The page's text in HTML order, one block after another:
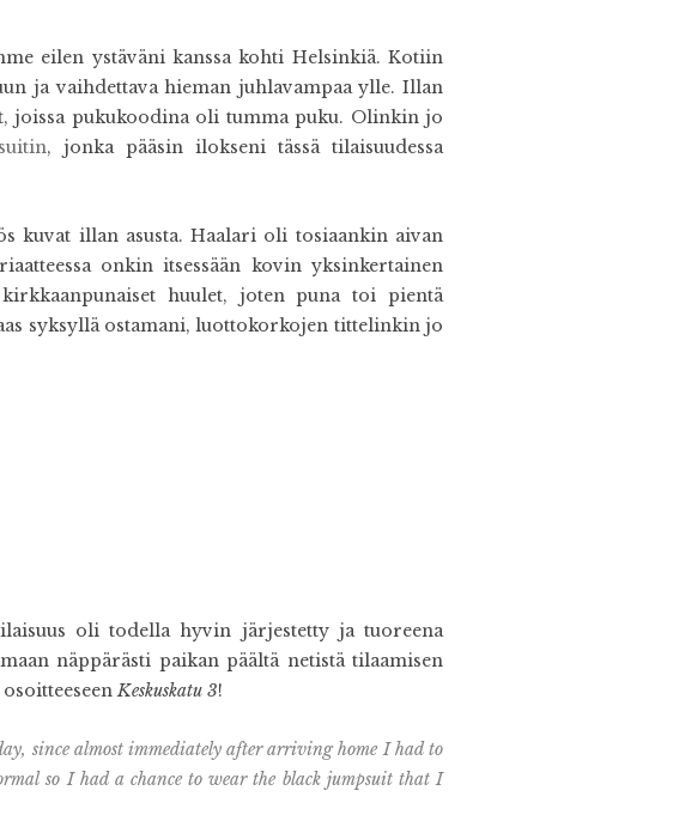
eilen ystäväni kanssa kohti Helsinkiä. Kotiin
ja vaihdettava hieman juhlavampaa ylle. Illan
joissa pukukoodina oli tumma puku. Olinkin jo
, jonka pääsin ilokseni tässä tilaisuudessa
kuvat illan asusta. Haalari oli tosiaankin aivan
onkin itsessään kovin yksinkertainen
huulet, joten puna toi pientä
syksyllä ostamani, luottokorkojen tittelinkin jo
oli todella hyvin järjestetty ja tuoreena
näppärästi paikan päältä netistä tilaamisen
Keskuskatu 3!
since almost immediately after arriving home I had to
so I had a chance to wearthe black jumpsuitthat I